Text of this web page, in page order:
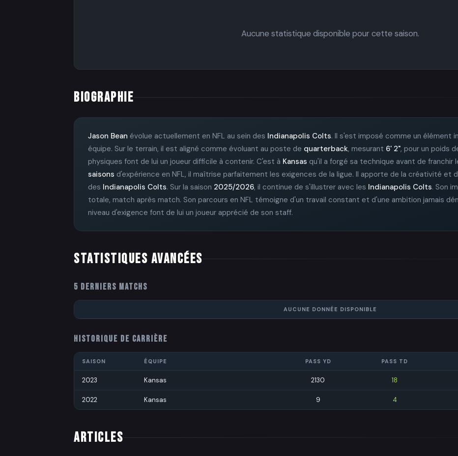
Aucune statistique disponible pour cette saison.
BIOGRAPHIE
Jason Bean évolue actuellement en NFL au sein des Indianapolis Colts. Il s'est imposé comme un élément
équipe. Sur le terrain, il est aligné comme évoluant au poste de quarterback, mesurant 6' 2", pour un poids
physiques font de lui un joueur difficile à contenir. C'est à Kansas qu'il a forgé sa technique avant de franchir
saisons d'expérience en NFL, il maîtrise parfaitement les exigences de la ligue. Il apporte de la créativité et
des Indianapolis Colts. Sur la saison 2025/2026, il continue de s'illustrer avec les Indianapolis Colts. Son
totale, match après match. Son parcours en NFL témoigne d'un travail constant et d'une ambition jamais
niveau d'exigence font de lui un joueur apprécié de son staff.
STATISTIQUES AVANCÉES
5 DERNIERS MATCHS
AUCUNE DONNÉE DISPONIBLE
HISTORIQUE DE CARRIÈRE
SAISON ÉQUIPE PASS YD PASS TD
2023 Kansas 2130 18
2022 Kansas 9 4
ARTICLES